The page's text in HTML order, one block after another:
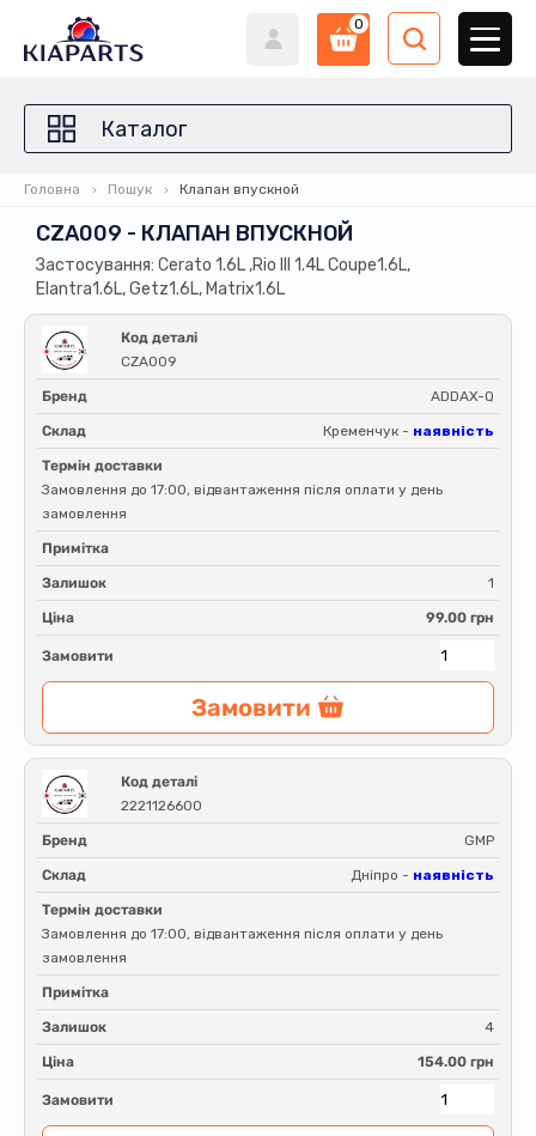
0
Каталог
Головна Пошук Клапан впускной
CZA009 - КЛАПАН ВПУСКНОЙ
Застосування: Cerato 1.6L ,Rio III 1.4L Coupe1.6L,
Elantra1.6L, Getz1.6L, Matrix1.6L
Код деталі
CZA009
Бренд ADDAX-Q
Склад Кременчук - наявність
Термін доставки
Замовлення до 17:00, відвантаження після оплати у день
замовлення
Примітка
Залишок 1
Ціна 99.00 грн
Замовити
Замовити
Код деталі
2221126600
Бренд GMP
Склад Дніпро - наявність
Термін доставки
Замовлення до 17:00, відвантаження після оплати у день
замовлення
Примітка
Залишок 4
Ціна 154.00 грн
Замовити